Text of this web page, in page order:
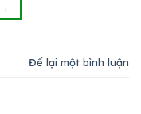
→
Để lại một bình luận